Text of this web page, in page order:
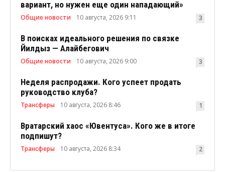
вариант, но нужен еще один нападающий»
Общие новости 10 августа, 2026 9:11 3
В поисках идеального решения по связке
Йилдыз — Алайбегович
Общие новости 10 августа, 2026 9:00 3
Неделя распродажи. Кого успеет продать
руководство клуба?
Трансферы 10 августа, 2026 8:46 1
Вратарский хаос «Ювентуса». Кого же в итоге
подпишут?
Трансферы 10 августа, 2026 8:34 2